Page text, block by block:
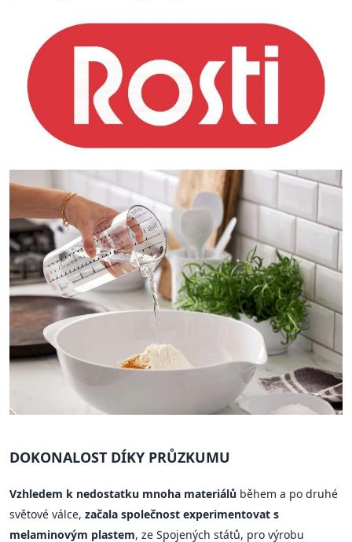
DOKONALOST DÍKY PRŮZKUMU
Vzhledem k nedostatku mnoha materiálů během a po druhé
světové válce, začala společnost experimentovat s
melaminovým plastem, ze Spojených států, pro výrobu